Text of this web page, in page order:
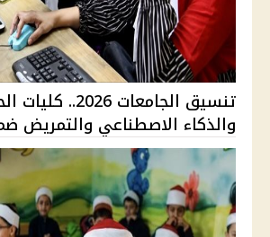
تنسيق الجامعات
والذكاء الاصطناعي والتمريض